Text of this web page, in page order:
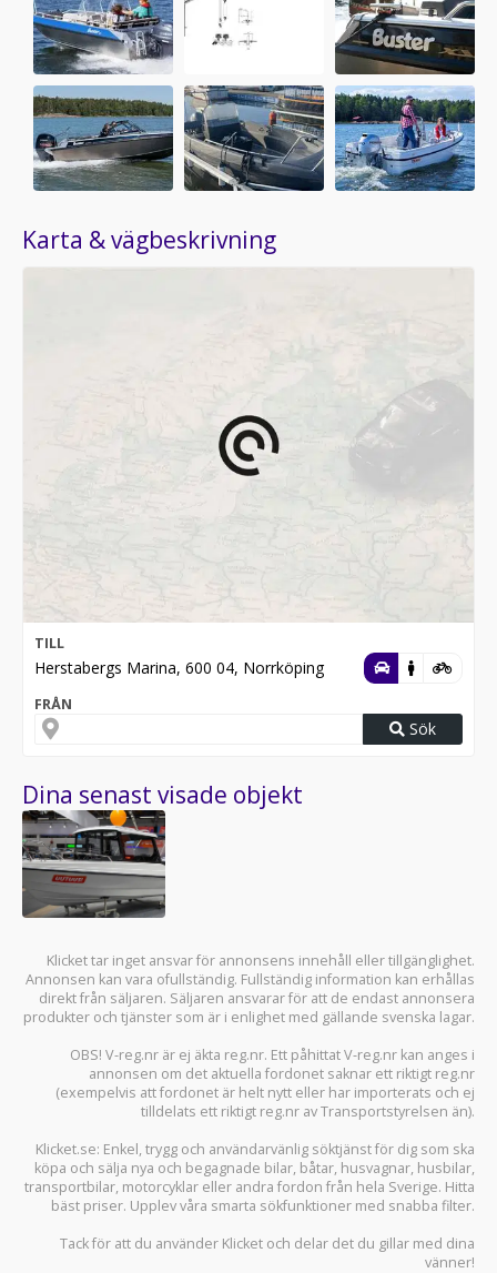
Karta & vägbeskrivning
TILL
Herstabergs Marina, 600 04, Norrköping
FRÅN
Sök
Dina senast visade objekt
Klicket tar inget ansvar för annonsens innehåll eller tillgänglighet.
Annonsen kan vara ofullständig. Fullständig information kan erhållas
direkt från säljaren. Säljaren ansvarar för att de endast annonsera
produkter och tjänster som är i enlighet med gällande svenska lagar.
OBS! V-reg.nr är ej äkta reg.nr. Ett påhittat V-reg.nr kan anges i
annonsen om det aktuella fordonet saknar ett riktigt reg.nr
(exempelvis att fordonet är helt nytt eller har importerats och ej
tilldelats ett riktigt reg.nr av Transportstyrelsen än).
Klicket.se: Enkel, trygg och användarvänlig söktjänst för dig som ska
köpa och sälja nya och begagnade bilar, båtar, husvagnar, husbilar,
transportbilar, motorcyklar eller andra fordon från hela Sverige. Hitta
bäst priser. Upplev våra smarta sökfunktioner med snabba filter.
Tack för att du använder Klicket och delar det du gillar med dina
vänner!